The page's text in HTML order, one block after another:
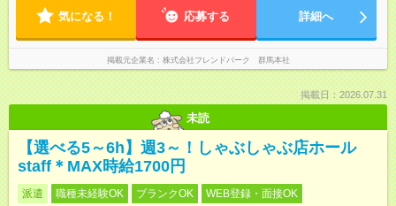
気になる！ 応募する 詳細へ
掲載元企業名 株式会社フレンドパーク 群馬本社
掲載日：2026.07.31
未読
【選べる5～6h】週3～！しゃぶしゃぶ店ホール
staff＊MAX時給1700円
派遣 職種未経験OK ブランクOK WEB登録・面接OK